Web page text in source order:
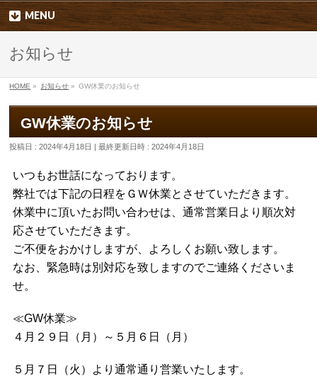
MENU
お知らせ
HOME » お知らせ » GW休業のお知らせ
GW休業のお知らせ
投稿日 : 2024年4月18日 最終更新日時 : 2024年4月18日
いつもお世話になっております。
弊社では下記の日程をＧＷ休業とさせていただきます。
休業中に頂いたお問い合わせは、通常営業日より順次対
応させていただきます。
ご不便をおかけしますが、よろしくお願い致します。
なお、緊急時は別対応を致しますのでご連絡くださいま
せ。
≪GW休業≫
４月２９日（月）～５月６日（月）
５月７日（火）より通常通り営業いたします。